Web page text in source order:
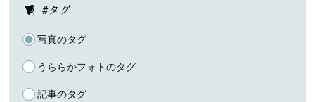
#タグ
写真のタグ
うららかフォトのタグ
記事のタグ